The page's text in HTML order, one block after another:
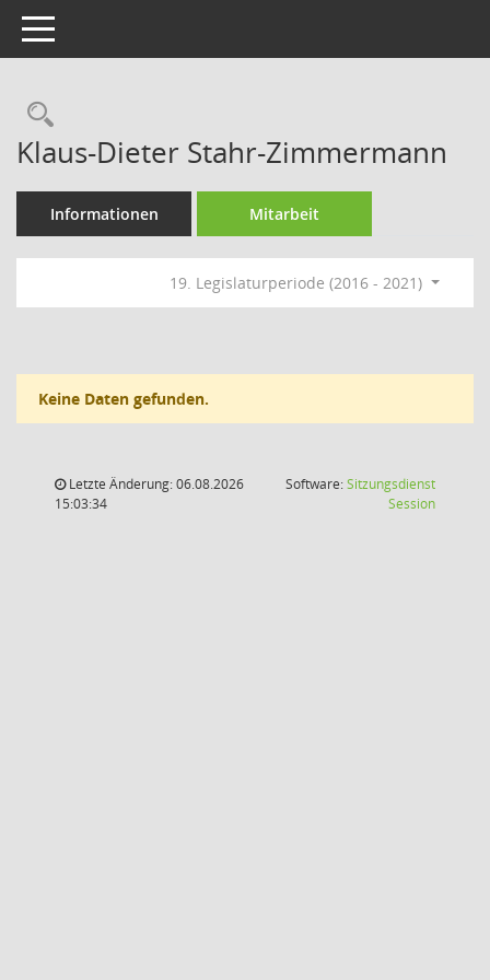
Toggle navigation
Rechercheauswahl
Klaus-Dieter Stahr-Zimmermann
Informationen Mitarbeit
19. Legislaturperiode (2016 - 2021)
Keine Daten gefunden.
Letzte Änderung: 06.08.2026
15:03:34
Software:Sitzungsdienst
Session(Wird in